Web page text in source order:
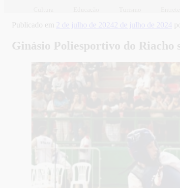
Publicado em 2 de julho de 2024 2 de julho de 2024
Ginásio Poliesportivo do Riacho